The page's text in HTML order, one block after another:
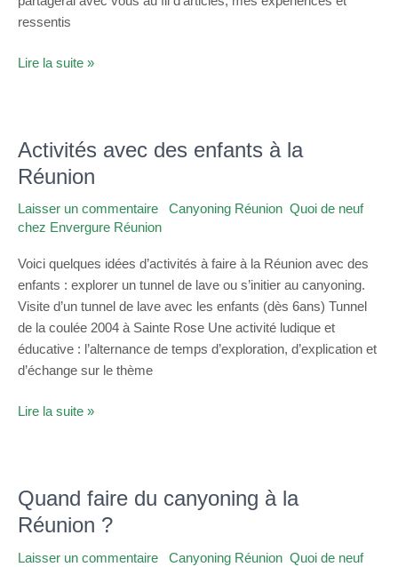
ressentis
Lire la suite »
Activités avec des enfants à la
Réunion
Laisser un commentaire Canyoning Réunion Quoi de neuf
chez Envergure Réunion
Voici quelques idées d’activités à faire à la Réunion avec des
enfants : explorer un tunnel de lave ou s’initier au canyoning.
Visite d’un tunnel de lave avec les enfants (dès 6ans) Tunnel
de la coulée 2004 à Sainte Rose Une activité ludique et
éducative : l’alternance de temps d’exploration, d’explication et
d’échange sur le thème
Activités
avec
des
enfants
à
Réunion
Lire la suite »
Quand faire du canyoning à la
Réunion ?
Laisser un commentaire Canyoning Réunion Quoi de neuf
Quand
faire
canyoning